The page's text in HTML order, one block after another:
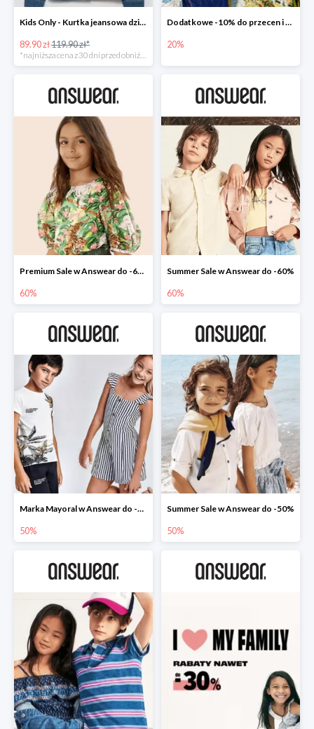
Kids Only - Kurtka jeansowa dziecięca
89.90 zł119.90 zł*
*najniższa cena z 30 dni przed obniżką
Dodatkowe -10% do przecen i nowości -20% w Answear
20%
Premium Sale w Answear do -60%
60%
Summer Sale w Answear do -60%
60%
Marka Mayoral w Answear do -50%
50%
Summer Sale w Answear do -50%
50%